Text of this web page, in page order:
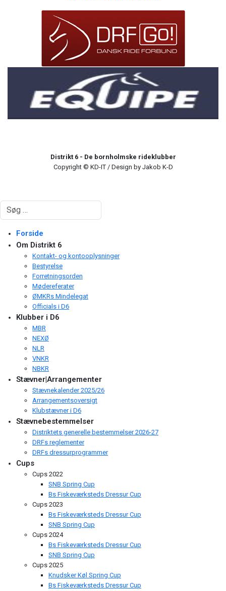
Distrikt 6 - De bornholmske rideklubber
Copyright © KD-IT / Design by Jakob K-D
Søg
Forside
Om Distrikt 6
Kontakt- og kontooplysninger
Bestyrelse
Forretningsorden
Mødereferater
ØMKRs Mindelegat
Officials i D6
Klubber i D6
MBR
NEXØ
NLR
VNKR
NBKR
Stævner|Arrangementer
Stævnekalender 2025/26
Arrangementsoversigt
Klubstævner i D6
Stævnebestemmelser
Distriktets generelle bestemmelser 2026-27
DRFs reglementer
DRFs dressurprogrammer
Cups
Cups 2022
SNB Spring Cup
Bs Fiskeværksteds Dressur Cup
Cups 2023
Bs Fiskeværksteds Dressur Cup
SNB Spring Cup
Cups 2024
Bs Fiskeværksteds Dressur Cup
SNB Spring Cup
Cups 2025
Knudsker Køl Spring Cup
Bs Fiskeværksteds Dressur Cup